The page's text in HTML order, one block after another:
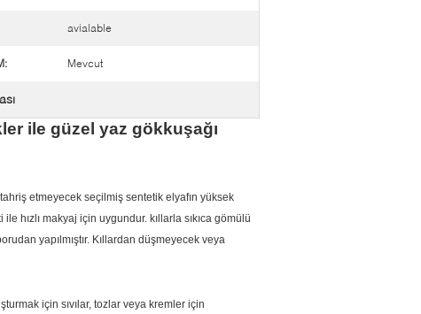
avialable
Mevcut
ile güzel yaz gökkuşağı
etmeyecek seçilmiş sentetik elyafın yüksek
hızlı makyaj için uygundur. kıllarla sıkıca gömülü
yapılmıştır. Kıllardan düşmeyecek veya
için sıvılar, tozlar veya kremler için